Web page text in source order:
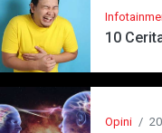
10
Opini /